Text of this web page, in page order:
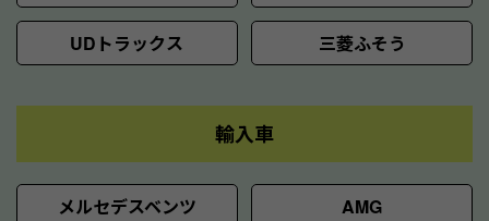
UDトラックス 三菱ふそう
輸入車
メルセデスベンツ AMG